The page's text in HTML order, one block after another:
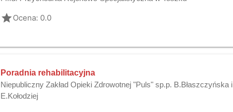
gradeOcena: 0.0
Poradnia rehabilitacyjna
Niepubliczny Zakład Opieki Zdrowotnej "Puls" sp.p. B.Błaszczyńska i
E.Kołodziej